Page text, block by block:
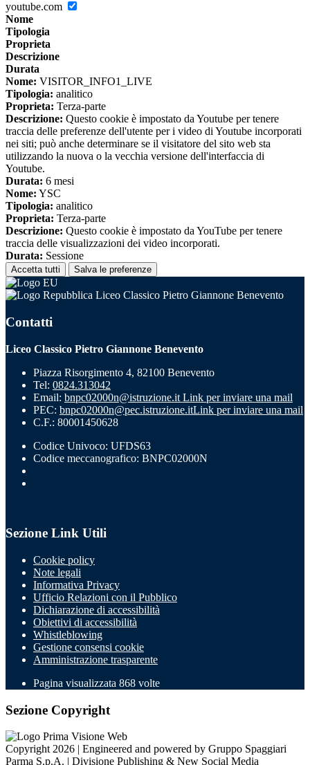
youtube.com
Nome
Tipologia
Proprieta
Descrizione
Durata
Nome: VISITOR_INFO1_LIVE
Tipologia: analitico
Proprieta: Terza-parte
Descrizione: Questo cookie è impostato da Youtube per tenere
traccia delle preferenze dell'utente per i video di Youtube incorporati
nei siti; può anche determinare se il visitatore del sito web sta
utilizzando la nuova o la vecchia versione dell'interfaccia di
Youtube.
Durata: 6 mesi
Nome: YSC
Tipologia: analitico
Proprieta: Terza-parte
Descrizione: Questo cookie è impostato da YouTube per tenere
traccia delle visualizzazioni dei video incorporati.
Durata: Sessione
Accetta tutti Salva le preferenze
Liceo Classico Pietro Giannone Benevento
Contatti
Liceo Classico Pietro Giannone Benevento
Piazza Risorgimento 4, 82100 Benevento
Tel: 0824.313042
Email: bnpc02000n@istruzione.it Link per inviare una mail
PEC: bnpc02000n@pec.istruzione.itLink per inviare una mail
C.F.: 80001450628
Codice Univoco: UFDS63
Codice meccanografico: BNPC02000N
Sezione Link Utili
Cookie policy
Note legali
Informativa Privacy
Ufficio Relazioni con il Pubblico
Dichiarazione di accessibilità
Obiettivi di accessibilità
Whistleblowing
Gestione consensi cookie
Amministrazione trasparente
Pagina visualizzata 868 volte
Sezione Copyright
Copyright 2026 | Engineered and powered by Gruppo Spaggiari
Parma S.p.A. | Divisione Publishing & New Social Media